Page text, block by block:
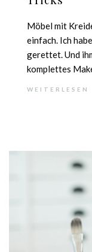
Möbel mit
einfach. Ich
gerettet. Und
komplettes
WEITERLESEN